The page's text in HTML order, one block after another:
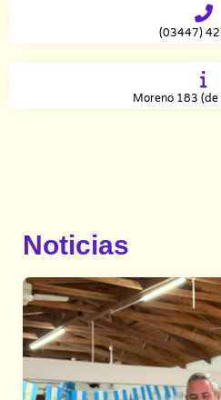
(03447)
Moreno 183 (de
Noticias